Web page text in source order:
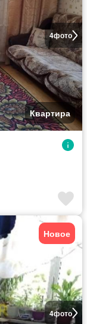
4фото
Квартира
4фото
Новое